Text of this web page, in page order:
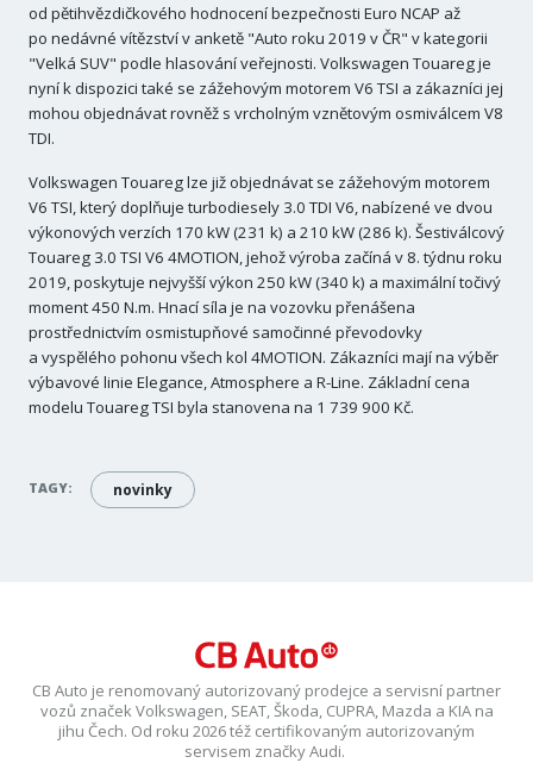
od pětihvězdičkového hodnocení bezpečnosti Euro NCAP až
po nedávné vítězství v anketě "Auto roku 2019 v ČR" v kategorii
"Velká SUV" podle hlasování veřejnosti. Volkswagen Touareg je
nyní k dispozici také se zážehovým motorem V6 TSI a zákazníci jej
mohou objednávat rovněž s vrcholným vznětovým osmiválcem V8
TDI.
Volkswagen Touareg lze již objednávat se zážehovým motorem
V6 TSI, který doplňuje turbodiesely 3.0 TDI V6, nabízené ve dvou
výkonových verzích 170 kW (231 k) a 210 kW (286 k). Šestiválcový
Touareg 3.0 TSI V6 4MOTION, jehož výroba začíná v 8. týdnu roku
2019, poskytuje nejvyšší výkon 250 kW (340 k) a maximální točivý
moment 450 N.m. Hnací síla je na vozovku přenášena
prostřednictvím osmistupňové samočinné převodovky
a vyspělého pohonu všech kol 4MOTION. Zákazníci mají na výběr
výbavové linie Elegance, Atmosphere a R-Line. Základní cena
modelu Touareg TSI byla stanovena na 1 739 900 Kč.
TAGY: novinky
CB Auto je renomovaný autorizovaný prodejce a servisní partner
vozů značek Volkswagen, SEAT, Škoda, CUPRA, Mazda a KIA na
jihu Čech. Od roku 2026 též certifikovaným autorizovaným
servisem značky Audi.